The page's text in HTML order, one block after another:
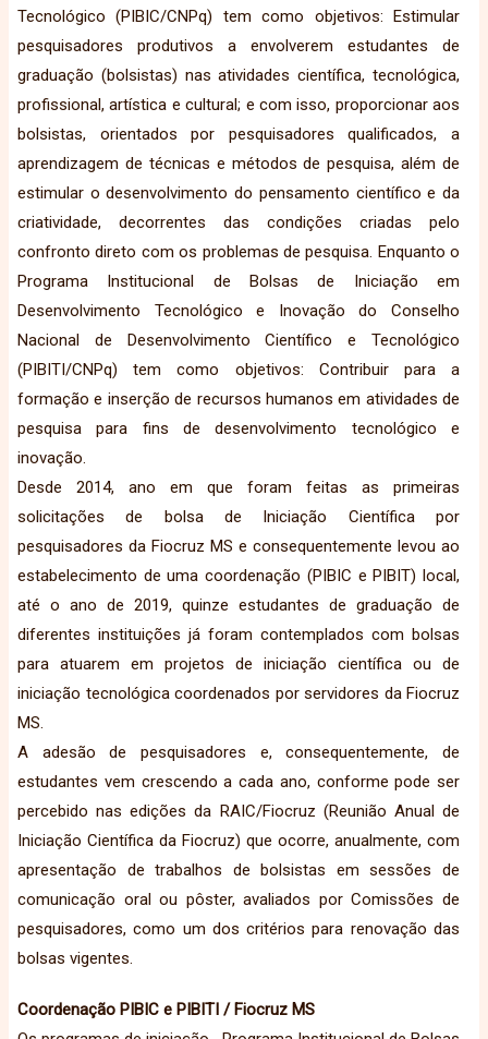
Tecnológico (PIBIC/CNPq) tem como objetivos: Estimular
pesquisadores produtivos a envolverem estudantes de
graduação (bolsistas) nas atividades científica, tecnológica,
profissional, artística e cultural; e com isso, proporcionar aos
bolsistas, orientados por pesquisadores qualificados, a
aprendizagem de técnicas e métodos de pesquisa, além de
estimular o desenvolvimento do pensamento científico e da
criatividade, decorrentes das condições criadas pelo
confronto direto com os problemas de pesquisa. Enquanto o
Programa Institucional de Bolsas de Iniciação em
Desenvolvimento Tecnológico e Inovação do Conselho
Nacional de Desenvolvimento Científico e Tecnológico
(PIBITI/CNPq) tem como objetivos: Contribuir para a
formação e inserção de recursos humanos em atividades de
pesquisa para fins de desenvolvimento tecnológico e
inovação.
Desde 2014, ano em que foram feitas as primeiras
solicitações de bolsa de Iniciação Científica por
pesquisadores da Fiocruz MS e consequentemente levou ao
estabelecimento de uma coordenação (PIBIC e PIBIT) local,
até o ano de 2019, quinze estudantes de graduação de
diferentes instituições já foram contemplados com bolsas
para atuarem em projetos de iniciação científica ou de
iniciação tecnológica coordenados por servidores da Fiocruz
MS.
A adesão de pesquisadores e, consequentemente, de
estudantes vem crescendo a cada ano, conforme pode ser
percebido nas edições da RAIC/Fiocruz (Reunião Anual de
Iniciação Científica da Fiocruz) que ocorre, anualmente, com
apresentação de trabalhos de bolsistas em sessões de
comunicação oral ou pôster, avaliados por Comissões de
pesquisadores, como um dos critérios para renovação das
bolsas vigentes.
Coordenação PIBIC e PIBITI / Fiocruz MS